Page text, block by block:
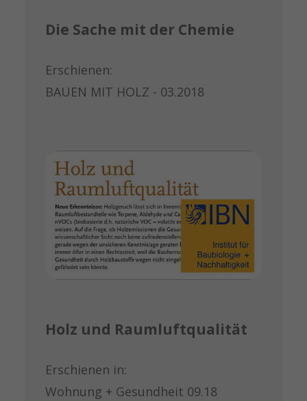
Die Sache mit der Chemie
Erschienen:
BAUEN MIT HOLZ - 03.2018
Holz und Raumluftqualität
Erschienen in:
Wohnung + Gesundheit 09.18